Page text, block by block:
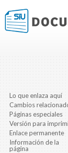
Lo que enlaza aquí
Cambios
Páginas especiales
Versión para
Enlace permanente
Información de la
página